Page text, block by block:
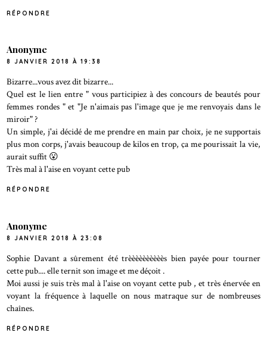
RÉPONDRE
Anonyme
8 JANVIER 2018 À 19:38
Bizarre...vous avez dit bizarre...
Quel est le lien entre " vous participiez à des concours de beautés pour
femmes rondes " et "Je n'aimais pas l'image que je me renvoyais dans le
miroir" ?
Un simple, j'ai décidé de me prendre en main par choix, je ne supportais
plus mon corps, j'avais beaucoup de kilos en trop, ça me pourissait la vie,
aurait suffit 😮
Très mal à l'aise en voyant cette pub
RÉPONDRE
Anonyme
8 JANVIER 2018 À 23:08
Sophie Davant a sûrement été trèèèèèèèèèès bien payée pour tourner
cette pub.... elle ternit son image et me déçoit .
Moi aussi je suis très mal à l'aise on voyant cette pub , et très énervée en
voyant la fréquence à laquelle on nous matraque sur de nombreuses
chaînes.
RÉPONDRE